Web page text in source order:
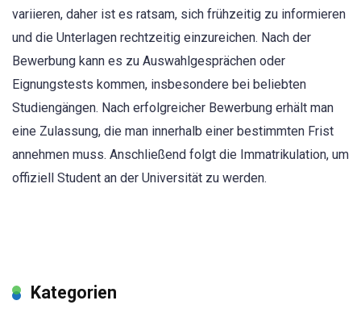
variieren, daher ist es ratsam, sich frühzeitig zu informieren
und die Unterlagen rechtzeitig einzureichen. Nach der
Bewerbung kann es zu Auswahlgesprächen oder
Eignungstests kommen, insbesondere bei beliebten
Studiengängen. Nach erfolgreicher Bewerbung erhält man
eine Zulassung, die man innerhalb einer bestimmten Frist
annehmen muss. Anschließend folgt die Immatrikulation, um
offiziell Student an der Universität zu werden.
Kategorien